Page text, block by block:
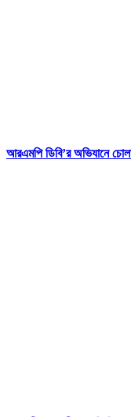
আরএমপি ডিবি’র অভিযানে